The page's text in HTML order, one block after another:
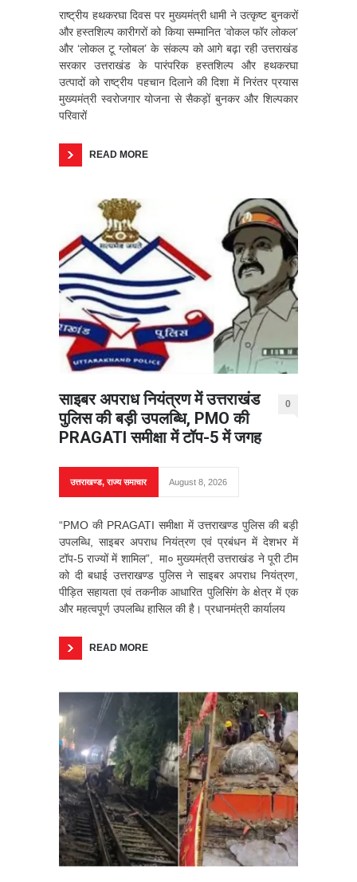
राष्ट्रीय हथकरघा दिवस पर मुख्यमंत्री धामी ने उत्कृष्ट बुनकरों
और हस्तशिल्प कारीगरों को किया सम्मानित ‘वोकल फॉर लोकल’
और ‘लोकल टू ग्लोबल’ के संकल्प को आगे बढ़ा रही उत्तराखंड
सरकार उत्तराखंड के पारंपरिक हस्तशिल्प और हथकरघा
उत्पादों को राष्ट्रीय पहचान दिलाने की दिशा में निरंतर प्रयास
मुख्यमंत्री स्वरोजगार योजना से सैकड़ों बुनकर और शिल्पकार
परिवारों
READ MORE
साइबर अपराध नियंत्रण में उत्तराखंड
पुलिस की बड़ी उपलब्धि, PMO की
PRAGATI समीक्षा में टॉप-5 में जगह
0
उत्तराखण्ड,राज्य समाचार August 8, 2026
“PMO की PRAGATI समीक्षा में उत्तराखण्ड पुलिस की बड़ी
उपलब्धि, साइबर अपराध नियंत्रण एवं प्रबंधन में देशभर में
टॉप-5 राज्यों में शामिल”, मा० मुख्यमंत्री उत्तराखंड ने पूरी टीम
को दी बधाई उत्तराखण्ड पुलिस ने साइबर अपराध नियंत्रण,
पीड़ित सहायता एवं तकनीक आधारित पुलिसिंग के क्षेत्र में एक
और महत्वपूर्ण उपलब्धि हासिल की है। प्रधानमंत्री कार्यालय
READ MORE